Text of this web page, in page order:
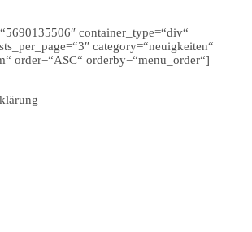
container_type=“div“
category=“neuigkeiten“
order=“ASC“ orderby=“menu_order“]